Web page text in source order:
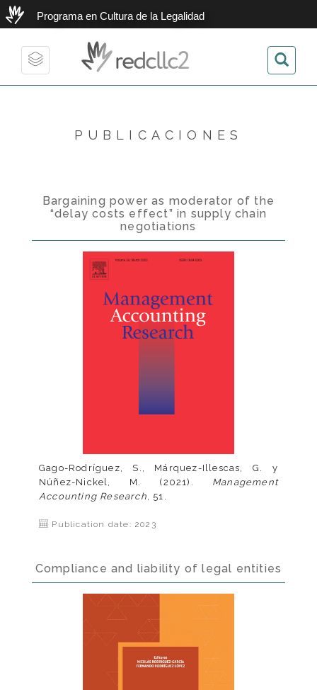
Programa en Cultura de la Legalidad
Toggle
redcllc2
PUBLICACIONES
Bargaining power as moderator of the
“delay costs effect” in supply chain
negotiations
Gago-Rodríguez, S., Márquez-Illescas, G. y
Núñez-Nickel, M. (2021). Management
Accounting Research, 51.
Publication date: 2023
Compliance and liability of legal entities